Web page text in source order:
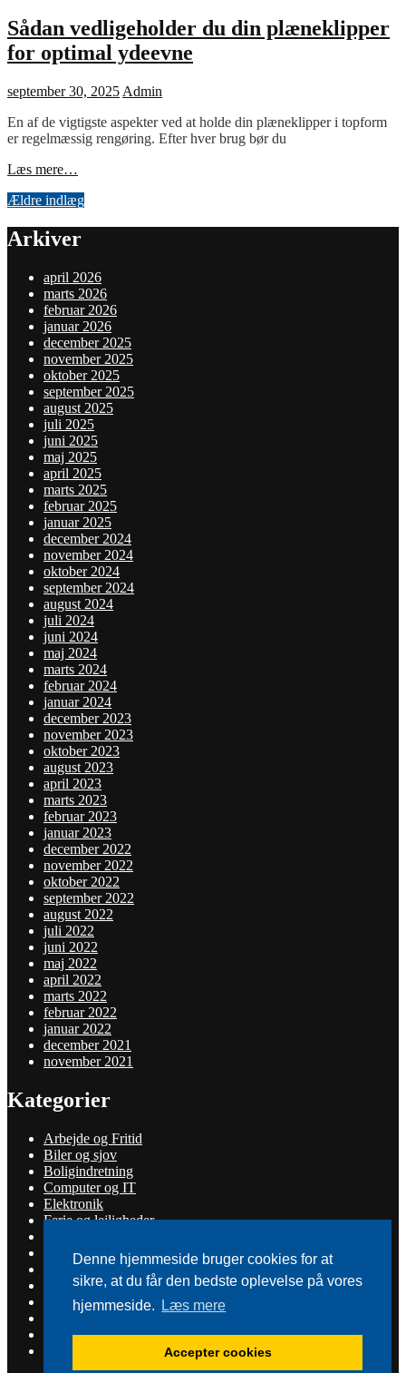
og
pålidelighed
til
hjem
Sådan vedligeholder du din plæneklipper
for optimal ydeevne
Posted
september 30, 2025 Admin
En af de vigtigste aspekter ved at holde din plæneklipper i topform
er regelmæssig rengøring. Efter hver brug bør du
Læs mere…
du
plæneklipper
for
ydeevne
Navigation
til
indlæg
Ældre indlæg
Arkiver
april 2026
marts 2026
februar 2026
januar 2026
december 2025
november 2025
oktober 2025
september 2025
august 2025
juli 2025
juni 2025
maj 2025
april 2025
marts 2025
februar 2025
januar 2025
december 2024
november 2024
oktober 2024
september 2024
august 2024
juli 2024
juni 2024
maj 2024
marts 2024
februar 2024
januar 2024
december 2023
november 2023
oktober 2023
august 2023
april 2023
marts 2023
februar 2023
januar 2023
december 2022
november 2022
oktober 2022
september 2022
august 2022
juli 2022
juni 2022
maj 2022
april 2022
marts 2022
februar 2022
januar 2022
december 2021
november 2021
Kategorier
Arbejde og Fritid
Biler og sjov
Boligindretning
Computer og IT
Elektronik
Ferie og lejligheder
Ikke kategoriseret
Industri og Erhverv
Mad og Sundhed
Service og økonomi
Sport og friluftsliv
Tøj og Mode
Uddannelse og Ledelse
Denne hjemmeside bruger cookies for at
sikre, at du får den bedste oplevelse på vores
hjemmeside.
Læs mere
Accepter cookies